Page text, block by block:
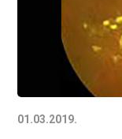
01.03.2019.